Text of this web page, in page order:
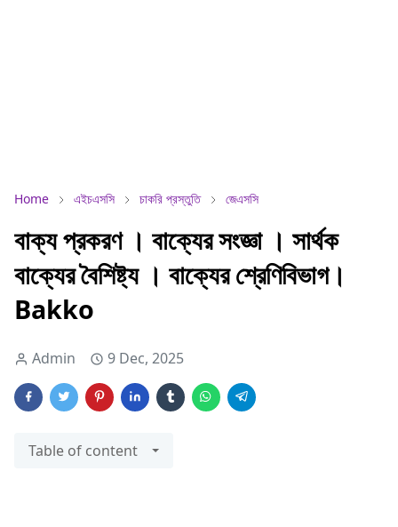
Home এইচএসসি চাকরি প্রস্তুতি জেএসসি
বাক্য প্রকরণ । বাক্যের সংজ্ঞা । সার্থক
বাক্যের বৈশিষ্ট্য । বাক্যের শ্রেণিবিভাগ।
Bakko
Admin 9 Dec, 2025
Table of content